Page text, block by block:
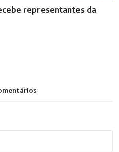
representantes da